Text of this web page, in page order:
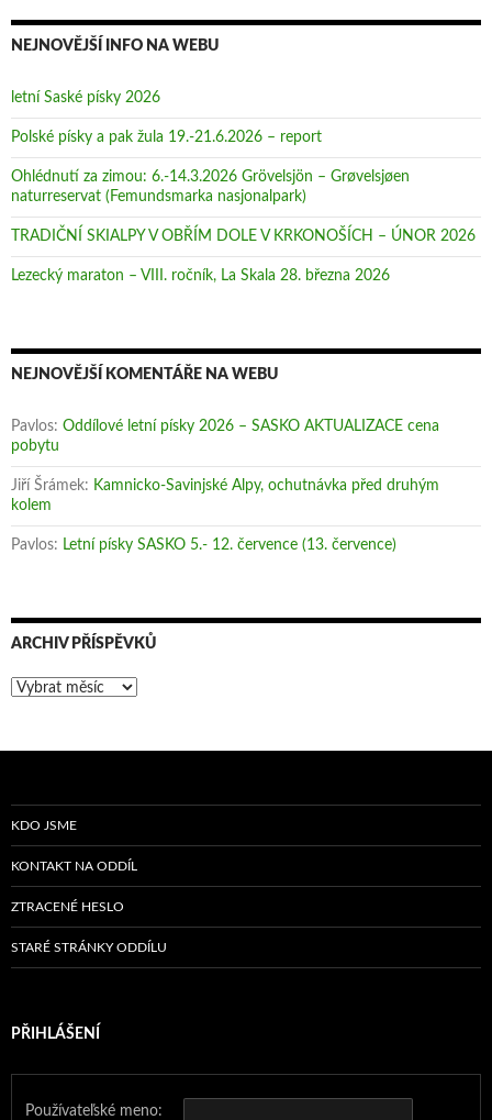
o
k
n
ě
ě
)
o
k
n
ě
NEJNOVĚJŠÍ INFO NA WEBU
letní Saské písky 2026
Polské písky a pak žula 19.-21.6.2026 – report
Ohlédnutí za zimou: 6.-14.3.2026 Grövelsjön – Grøvelsjøen
naturreservat (Femundsmarka nasjonalpark)
TRADIČNÍ SKIALPY V OBŘÍM DOLE V KRKONOŠÍCH – ÚNOR 2026
Lezecký maraton – VIII. ročník, La Skala 28. března 2026
NEJNOVĚJŠÍ KOMENTÁŘE NA WEBU
Pavlos: Oddílové letní písky 2026 – SASKO AKTUALIZACE cena
pobytu
Jiří Šrámek: Kamnicko-Savinjské Alpy, ochutnávka před druhým
kolem
Pavlos: Letní písky SASKO 5.- 12. července (13. července)
ARCHIV PŘÍSPĚVKŮ
Archiv
KDO JSME
KONTAKT NA ODDÍL
ZTRACENÉ HESLO
STARÉ STRÁNKY ODDÍLU
PŘIHLÁŠENÍ
Používateľské meno: